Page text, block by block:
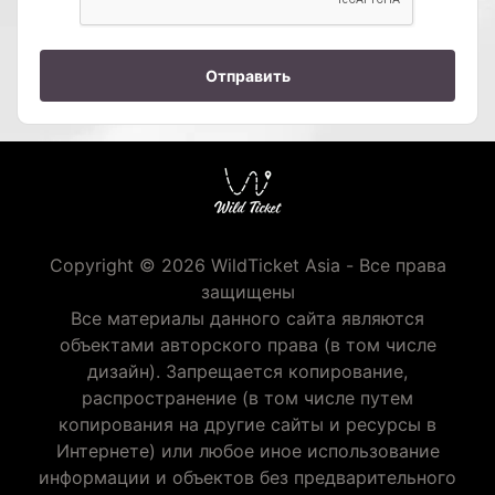
Отправить
Copyright © 2026 WildTicket Asia - Все права
защищены
Все материалы данного сайта являются
объектами авторского права (в том числе
дизайн). Запрещается копирование,
распространение (в том числе путем
копирования на другие сайты и ресурсы в
Интернете) или любое иное использование
информации и объектов без предварительного